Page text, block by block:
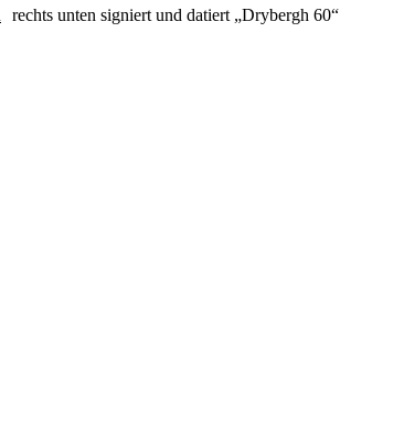
rechts unten signiert und datiert „Drybergh 60“